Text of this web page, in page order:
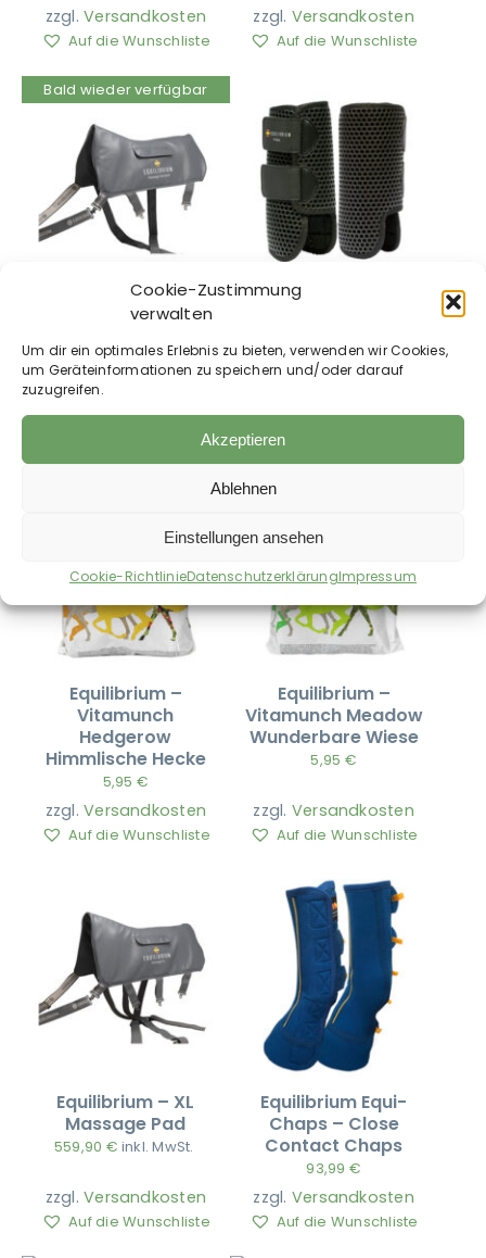
Cookie-Zustimmung
verwalten
Um dir ein optimales Erlebnis zu bieten, verwenden wir Cookies,
um Geräteinformationen zu speichern und/oder darauf
zuzugreifen.
Akzeptieren
Ablehnen
Einstellungen ansehen
Cookie-RichtlinieDatenschutzerklärungImpressum
zzgl.Versandkosten
Auf die Wunschliste
zzgl. Versandkosten
Auf die Wunschliste
Bald wieder verfügbar
Equilibrium –
Pad
519,00€inkl. MwSt.
zzgl.
Equilibrium – Tri
Gamaschen
79,99€
Equilibrium –
Vitamunch
Hedgerow
Himmlische Hecke
5,95 €
zzgl.Versandkosten
Auf die Wunschliste
Equilibrium –
Vitamunch Meadow
Wunderbare Wiese
5,95 €
zzgl. Versandkosten
Auf die Wunschliste
Equilibrium – XL
Massage Pad
559,90 € inkl. MwSt.
zzgl.Versandkosten
Auf die Wunschliste
Equilibrium Equi-
Chaps – Close
Contact Chaps
93,99 €
zzgl. Versandkosten
Auf die Wunschliste